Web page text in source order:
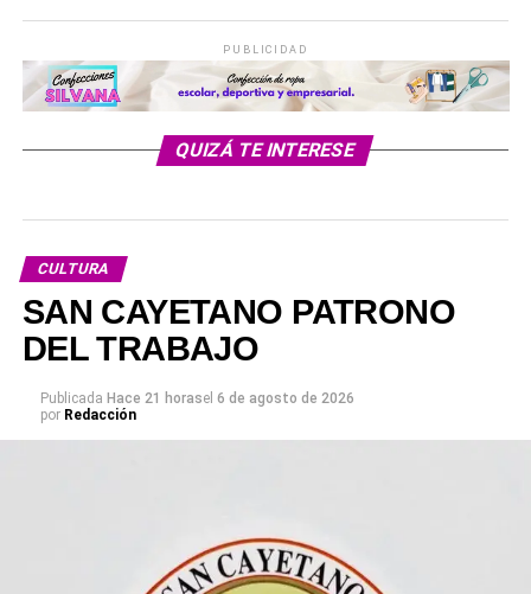
PUBLICIDAD
QUIZÁ TE INTERESE
CULTURA
SAN CAYETANO PATRONO
DEL TRABAJO
Publicada Hace 21 horasel 6 de agosto de 2026
por Redacción